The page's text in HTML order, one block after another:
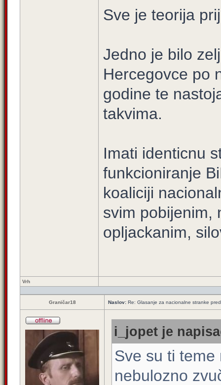
Sve je teorija
Jedno je bilo
Hercegovce po
godine te
takvima.
Imati identicnu
funkcioniranje
koaliciji
svim pobijenim,
opljackanim,
Vrh
Graničar18 Naslov: Re: Glasanje za nacionalne stranke
i_jopet je
Sve su ti
nebulozno